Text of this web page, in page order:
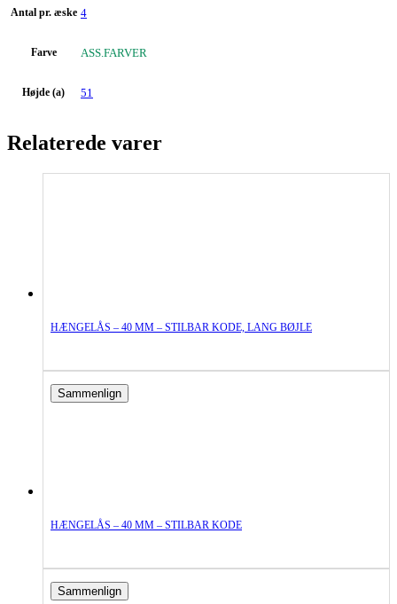
Antal pr. æske 4
Farve ASS.FARVER
Højde (a) 51
Relaterede varer
HÆNGELÅS – 40 MM – STILBAR KODE, LANG BØJLE
Sammenlign
HÆNGELÅS – 40 MM – STILBAR KODE
Sammenlign